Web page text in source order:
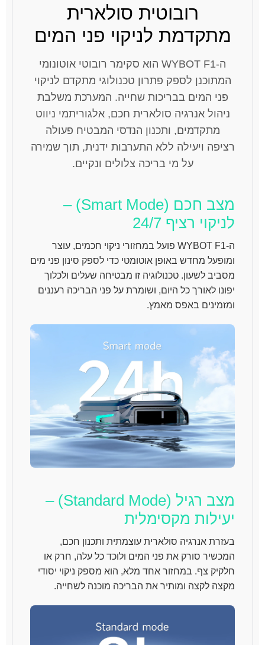
רובוטית סולארית
מתקדמת לניקוי פני המים
ה-WYBOT F1 הוא סקימר רובוטי אוטונומי
המתוכנן לספק פתרון טכנולוגי מתקדם לניקוי
פני המים בבריכות שחייה. המערכת משלבת
ניהול אנרגיה סולארית חכם, אלגוריתמי ניווט
מתקדמים, ותכנון הנדסי המבטיח פעולה
רציפה ויעילה ללא התערבות ידנית, תוך שמירה
על מי בריכה צלולים ונקיים.
מצב חכם (Smart Mode) –
לניקוי רציף 24/7
ה-WYBOT F1 פועל במחזורי ניקוי חכמים, עוצר
ומופעל מחדש באופן אוטומטי כדי לספק סינון פני מים
מסביב לשעון. טכנולוגיה זו מבטיחה שעלים ולכלוך
יפונו לאורך כל היום, ושומרת על פני הבריכה רעננים
ומזמינים באפס מאמץ.
מצב רגיל (Standard Mode) –
יעילות מקסימלית
בעזרת אנרגיה סולארית עוצמתית ותכנון חכם,
המכשיר סורק את פני המים ולוכד כל עלה, חרק או
חלקיק צף. במחזור אחד מלא, הוא מספק ניקוי יסודי
מקצה לקצה ומותיר את הבריכה מוכנה לשחייה.